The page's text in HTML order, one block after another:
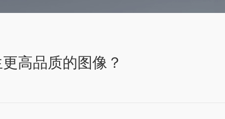
高品质的图像？